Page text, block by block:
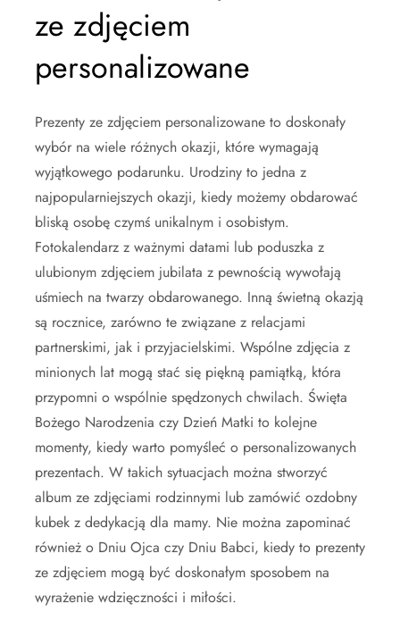
ze zdjęciem
personalizowane
Prezenty ze zdjęciem personalizowane to doskonały
wybór na wiele różnych okazji, które wymagają
wyjątkowego podarunku. Urodziny to jedna z
najpopularniejszych okazji, kiedy możemy obdarować
bliską osobę czymś unikalnym i osobistym.
Fotokalendarz z ważnymi datami lub poduszka z
ulubionym zdjęciem jubilata z pewnością wywołają
uśmiech na twarzy obdarowanego. Inną świetną okazją
są rocznice, zarówno te związane z relacjami
partnerskimi, jak i przyjacielskimi. Wspólne zdjęcia z
minionych lat mogą stać się piękną pamiątką, która
przypomni o wspólnie spędzonych chwilach. Święta
Bożego Narodzenia czy Dzień Matki to kolejne
momenty, kiedy warto pomyśleć o personalizowanych
prezentach. W takich sytuacjach można stworzyć
album ze zdjęciami rodzinnymi lub zamówić ozdobny
kubek z dedykacją dla mamy. Nie można zapominać
również o Dniu Ojca czy Dniu Babci, kiedy to prezenty
ze zdjęciem mogą być doskonałym sposobem na
wyrażenie wdzięczności i miłości.